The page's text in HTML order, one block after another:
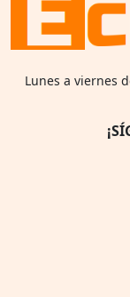
Lunes a viernes